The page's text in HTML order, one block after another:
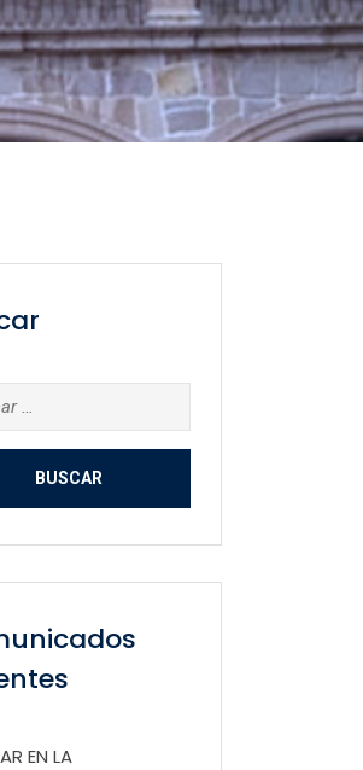
EN LA